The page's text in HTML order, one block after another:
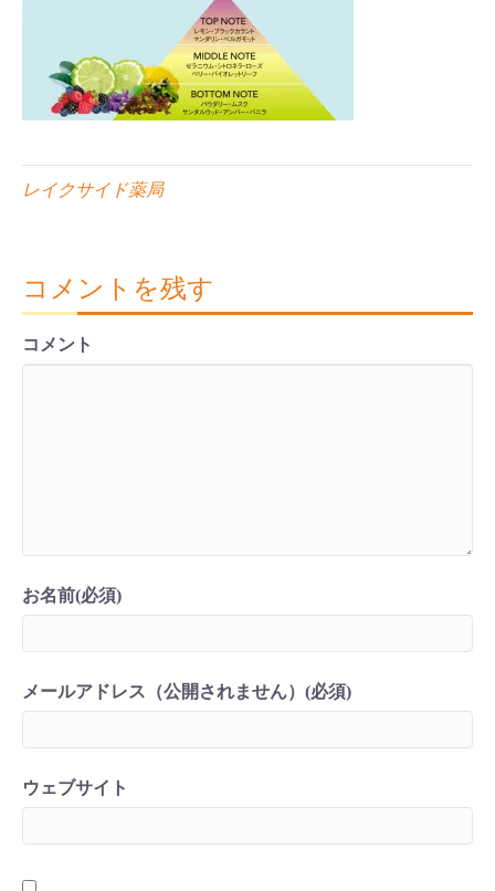
レイクサイド薬局
コメントを残す
コメント
お名前(必須)
メールアドレス（公開されません）(必須)
ウェブサイト